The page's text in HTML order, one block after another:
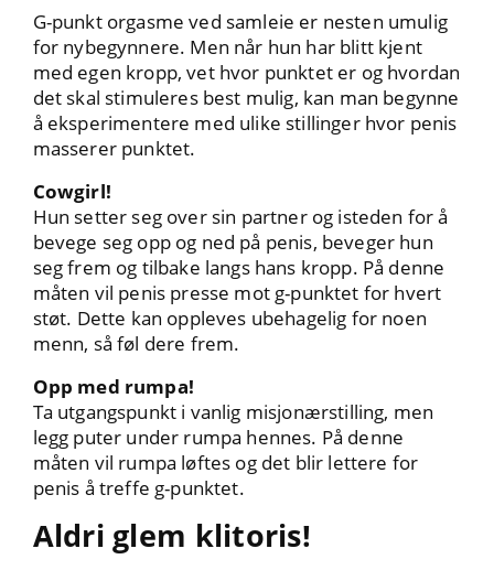
G-punkt orgasme ved samleie er nesten umulig
for nybegynnere. Men når hun har blitt kjent
med egen kropp, vet hvor punktet er og hvordan
det skal stimuleres best mulig, kan man begynne
å eksperimentere med ulike stillinger hvor penis
masserer punktet.
Cowgirl!
Hun setter seg over sin partner og isteden for å
bevege seg opp og ned på penis, beveger hun
seg frem og tilbake langs hans kropp. På denne
måten vil penis presse mot g-punktet for hvert
støt. Dette kan oppleves ubehagelig for noen
menn, så føl dere frem.
Opp med rumpa!
Ta utgangspunkt i vanlig misjonærstilling, men
legg puter under rumpa hennes. På denne
måten vil rumpa løftes og det blir lettere for
penis å treffe g-punktet.
Aldri glem klitoris!